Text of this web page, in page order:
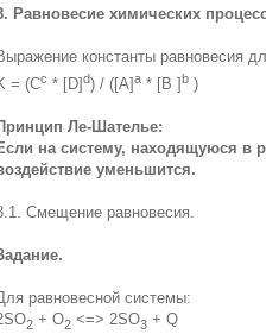
Равновесие химических
константы равновесия
= (Сc * [D]d) / ([A]a * [В ]b )
Ле-Шателье:
на систему, находящуюся в
уменьшится.
Смещение равновесия.
равновесной системы:
2 + O2 <=> 2SO3 + Q